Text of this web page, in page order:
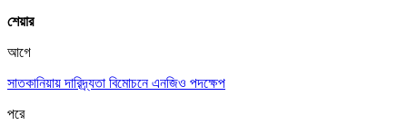
শেয়ার
আগে
সাতকানিয়ায় দারিদ্র্যতা বিমোচনে এনজিও পদক্ষেপ
পরে